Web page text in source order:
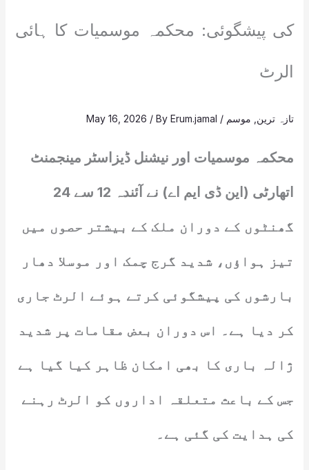
کی پیشگوئی: محکمہ موسمیات کا ہائی
الرٹ
تازہ ترین موسم /
May 16, 2026 / ByErum.jamal
محکمہ موسمیات اور نیشنل ڈیزاسٹر مینجمنٹ
اتھارٹی (این ڈی ایم اے) نے آئندہ 12 سے 24
گھنٹوں کے دوران ملک کے بیشتر حصوں میں
تیز ہواؤں، شدید گرج چمک اور موسلا دھار
بارشوں کی پیشگوئی کرتے ہوئے الرٹ جاری
کر دیا ہے۔ اس دوران بعض مقامات پر شدید
ژالہ باری کا بھی امکان ظاہر کیا گیا ہے
جس کے باعث متعلقہ اداروں کو الرٹ رہنے
کی ہدایت کی گئی ہے۔